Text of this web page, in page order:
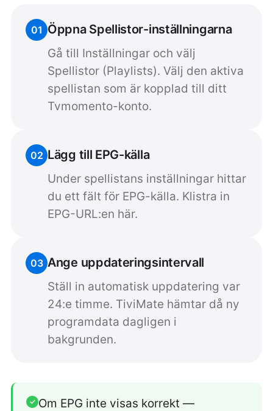
01 Öppna Spellistor-inställningarna
Gå till Inställningar och välj
Spellistor (Playlists). Välj den aktiva
spellistan som är kopplad till ditt
Tvmomento-konto.
02 Lägg till EPG-källa
Under spellistans inställningar hittar
du ett fält för EPG-källa. Klistra in
EPG-URL:en här.
03 Ange uppdateringsintervall
Ställ in automatisk uppdatering var
24:e timme. TiviMate hämtar då ny
programdata dagligen i
bakgrunden.
✓ Om EPG inte visas korrekt —